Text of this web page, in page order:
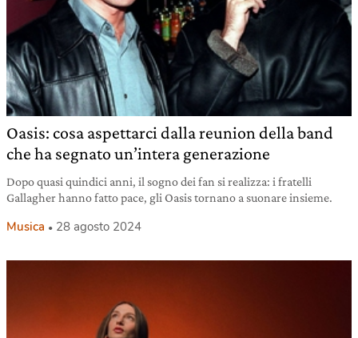
Oasis: cosa aspettarci dalla reunion della band
che ha segnato un’intera generazione
Dopo quasi quindici anni, il sogno dei fan si realizza: i fratelli
Gallagher hanno fatto pace, gli Oasis tornano a suonare insieme.
Musica 28 agosto 2024